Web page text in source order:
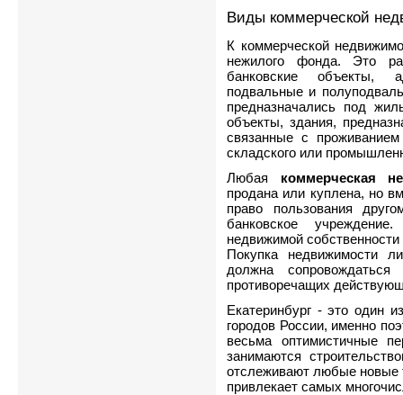
Виды коммерческой
К коммерческой
нежилого фонда. Это
банковские объекты,
подвальные и
предназначались под
объекты, здания,
связанные с
складского или
Любая коммерческая
продана или куплена, но
право пользования
банковское
недвижимой
Покупка недвижимости
должна
противоречащих
Екатеринбург - это один
городов России, именно
весьма оптимистичные
занимаются
отслеживают любые новые
привлекает самых